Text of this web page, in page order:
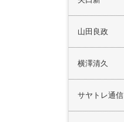
山田良政
横澤清久
サヤトレ通信